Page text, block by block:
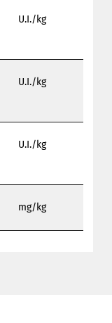
U.I./kg
U.I./kg
U.I./kg
mg/kg